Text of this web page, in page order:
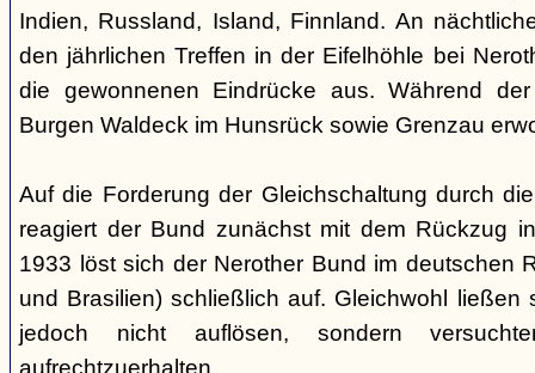
Indien, Russland, Island, Finnland. An
den jährlichen Treffen in der Eifelhöhle bei
die gewonnenen Eindrücke aus. Während
Burgen Waldeck im Hunsrück sowie Grenzau
Auf die Forderung der Gleichschaltung durch
reagiert der Bund zunächst mit dem Rückzug
1933 löst sich der Nerother Bund im deutschen
und Brasilien) schließlich auf. Gleichwohl ließen
jedoch nicht auflösen, sondern
aufrechtzuerhalten.